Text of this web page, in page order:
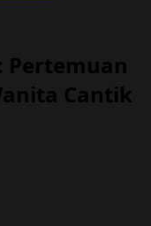
Pertemuan
Cantik